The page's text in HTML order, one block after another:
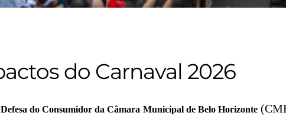
do Carnaval 2026
do Consumidor da Câmara Municipal de Belo Horizonte